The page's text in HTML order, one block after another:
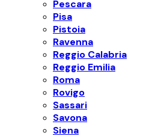
Pescara
Pisa
Pistoia
Ravenna
Reggio Calabria
Reggio Emilia
Roma
Rovigo
Sassari
Savona
Siena